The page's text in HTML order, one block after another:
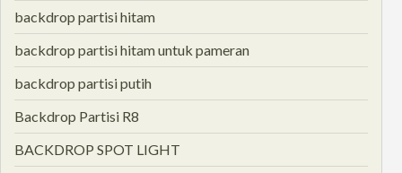
backdrop partisi hitam
backdrop partisi hitam untuk pameran
backdrop partisi putih
Backdrop Partisi R8
BACKDROP SPOT LIGHT